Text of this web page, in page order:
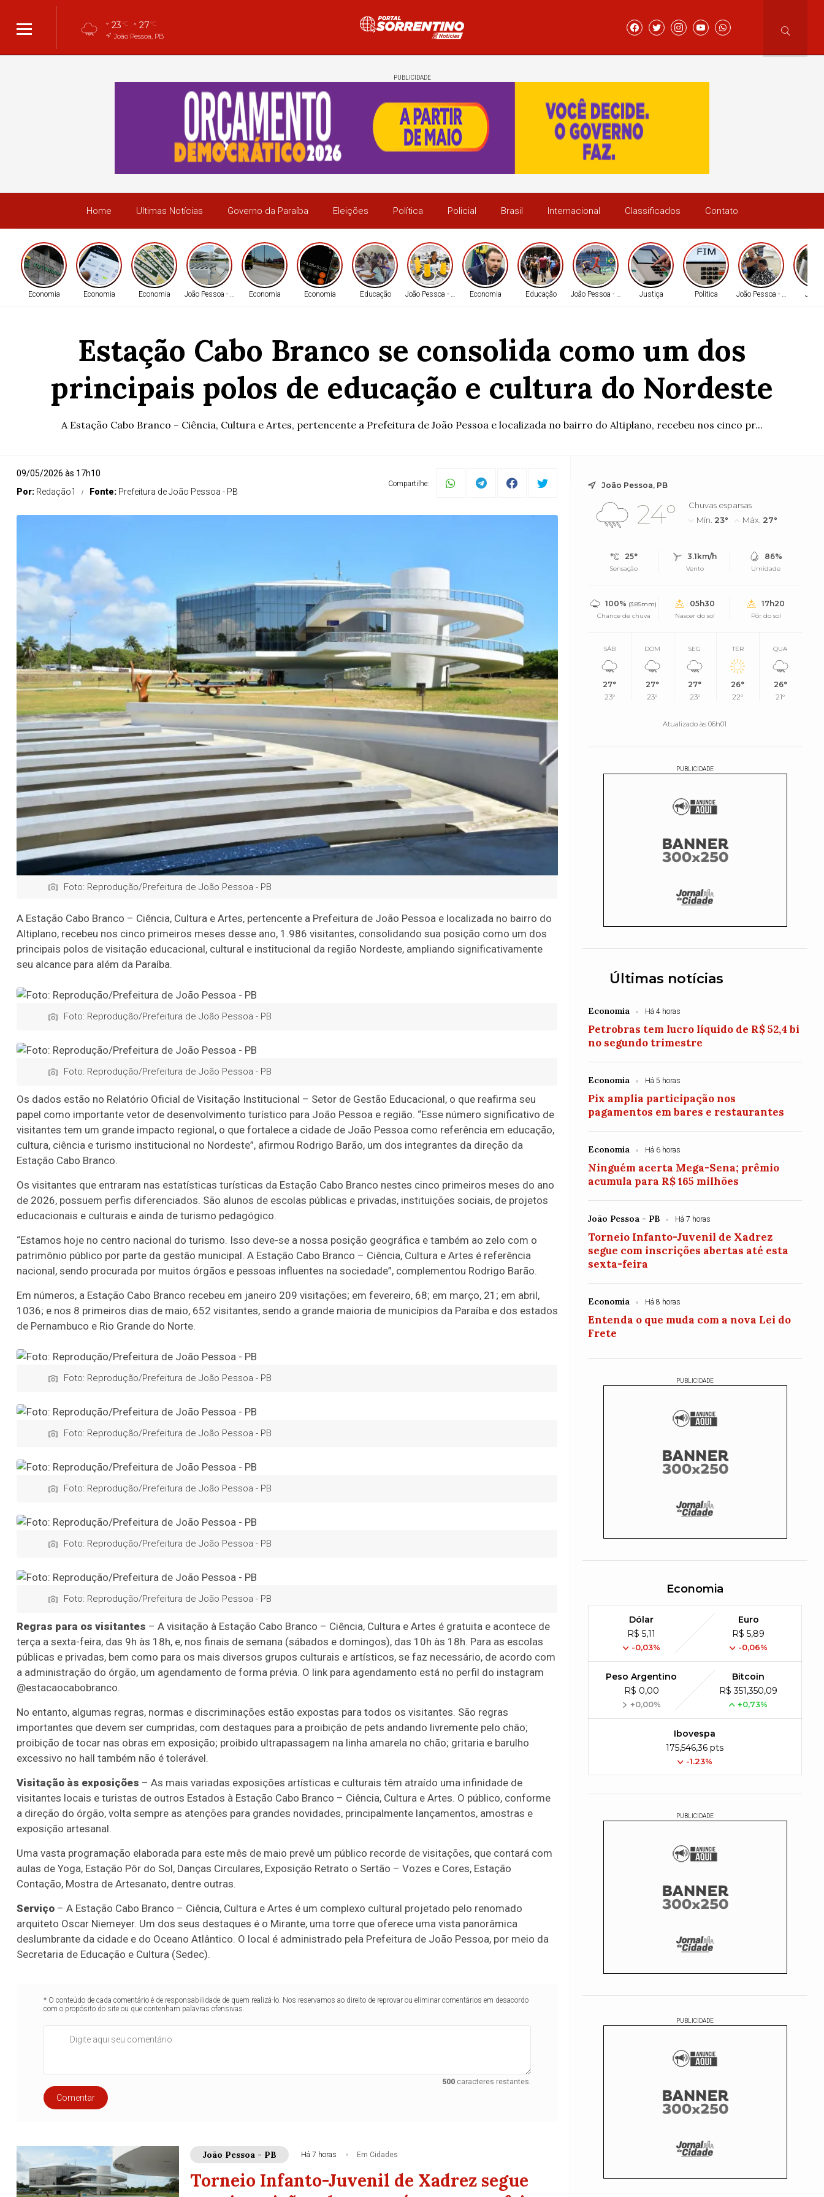
23°C 27°C
João Pessoa, PB
PUBLICIDADE
Home Ultimas Notícias Governo da Paraíba Eleições Política Policial Brasil Internacional Classificados Contato
Economia Economia Economia João Pessoa - PB Economia Economia Educação João Pessoa - PB Economia Educação João Pessoa - PB Justiça Política João Pessoa - PB
Estação Cabo Branco se consolida como um dos
principais polos de educação e cultura do Nordeste
A Estação Cabo Branco – Ciência, Cultura e Artes, pertencente a Prefeitura de João Pessoa e localizada no bairro do Altiplano, recebeu nos cinco pr...
09/05/2026 às 17h10
Por: Redação1 Fonte: Prefeitura de João Pessoa - PB
Compartilhe:
Foto: Reprodução/Prefeitura de João Pessoa - PB
A Estação Cabo Branco – Ciência, Cultura e Artes, pertencente a Prefeitura de João Pessoa e localizada no bairro do
Altiplano, recebeu nos cinco primeiros meses desse ano, 1.986 visitantes, consolidando sua posição como um dos
principais polos de visitação educacional, cultural e institucional da região Nordeste, ampliando significativamente
seu alcance para além da Paraíba.
Foto: Reprodução/Prefeitura de João Pessoa - PB
Foto: Reprodução/Prefeitura de João Pessoa - PB
Os dados estão no Relatório Oficial de Visitação Institucional – Setor de Gestão Educacional, o que reafirma seu
papel como importante vetor de desenvolvimento turístico para João Pessoa e região. “Esse número significativo de
visitantes tem um grande impacto regional, o que fortalece a cidade de João Pessoa como referência em educação,
cultura, ciência e turismo institucional no Nordeste”, afirmou Rodrigo Barão, um dos integrantes da direção da
Estação Cabo Branco.
Os visitantes que entraram nas estatísticas turísticas da Estação Cabo Branco nestes cinco primeiros meses do ano
de 2026, possuem perfis diferenciados. São alunos de escolas públicas e privadas, instituições sociais, de projetos
educacionais e culturais e ainda de turismo pedagógico.
“Estamos hoje no centro nacional do turismo. Isso deve-se a nossa posição geográfica e também ao zelo com o
patrimônio público por parte da gestão municipal. A Estação Cabo Branco – Ciência, Cultura e Artes é referência
nacional, sendo procurada por muitos órgãos e pessoas influentes na sociedade”, complementou Rodrigo Barão.
Em números, a Estação Cabo Branco recebeu em janeiro 209 visitações; em fevereiro, 68; em março, 21; em abril,
1036; e nos 8 primeiros dias de maio, 652 visitantes, sendo a grande maioria de municípios da Paraíba e dos estados
de Pernambuco e Rio Grande do Norte.
Foto: Reprodução/Prefeitura de João Pessoa - PB
Foto: Reprodução/Prefeitura de João Pessoa - PB
Foto: Reprodução/Prefeitura de João Pessoa - PB
Foto: Reprodução/Prefeitura de João Pessoa - PB
Foto: Reprodução/Prefeitura de João Pessoa - PB
Regras para os visitantes – A visitação à Estação Cabo Branco – Ciência, Cultura e Artes é gratuita e acontece de
terça a sexta-feira, das 9h às 18h, e, nos finais de semana (sábados e domingos), das 10h às 18h. Para as escolas
públicas e privadas, bem como para os mais diversos grupos culturais e artísticos, se faz necessário, de acordo com
a administração do órgão, um agendamento de forma prévia. O link para agendamento está no perfil do instagram
@estacaocabobranco.
No entanto, algumas regras, normas e discriminações estão expostas para todos os visitantes. São regras
importantes que devem ser cumpridas, com destaques para a proibição de pets andando livremente pelo chão;
proibição de tocar nas obras em exposição; proibido ultrapassagem na linha amarela no chão; gritaria e barulho
excessivo no hall também não é tolerável.
Visitação às exposições – As mais variadas exposições artísticas e culturais têm atraído uma infinidade de
visitantes locais e turistas de outros Estados à Estação Cabo Branco – Ciência, Cultura e Artes. O público, conforme
a direção do órgão, volta sempre as atenções para grandes novidades, principalmente lançamentos, amostras e
exposição artesanal.
Uma vasta programação elaborada para este mês de maio prevê um público recorde de visitações, que contará com
aulas de Yoga, Estação Pôr do Sol, Danças Circulares, Exposição Retrato o Sertão – Vozes e Cores, Estação
Contação, Mostra de Artesanato, dentre outras.
Serviço – A Estação Cabo Branco – Ciência, Cultura e Artes é um complexo cultural projetado pelo renomado
arquiteto Oscar Niemeyer. Um dos seus destaques é o Mirante, uma torre que oferece uma vista panorâmica
deslumbrante da cidade e do Oceano Atlântico. O local é administrado pela Prefeitura de João Pessoa, por meio da
Secretaria de Educação e Cultura (Sedec).
* O conteúdo de cada comentário é de responsabilidade de quem realizá-lo. Nos reservamos ao direito de reprovar ou eliminar comentários em desacordo
com o propósito do site ou que contenham palavras ofensivas.
500caracteres restantes.
Comentar
João Pessoa - PB Há 7 horas Em Cidades
Torneio Infanto-Juvenil de Xadrez segue
João Pessoa, PB
24°
Chuvas esparsas
Mín. 23° Máx. 27°
25°
Sensação
3.1km/h
Vento
86%
Umidade
100% (3.85mm)
Chance de chuva
05h30
Nascer do sol
17h20
Pôr do sol
SÁB
27°
23°
DOM
27°
23°
SEG
27°
23°
TER
26°
22°
QUA
26°
21°
Atualizado às 06h01
PUBLICIDADE
Últimas notícias
Economia Há 4 horas
Petrobras tem lucro líquido de R$ 52,4 bi
no segundo trimestre
Economia Há 5 horas
Pix amplia participação nos
pagamentos em bares e restaurantes
Economia Há 6 horas
Ninguém acerta Mega-Sena; prêmio
acumula para R$ 165 milhões
João Pessoa - PB Há 7 horas
Torneio Infanto-Juvenil de Xadrez
segue com inscrições abertas até esta
sexta-feira
Economia Há 8 horas
Entenda o que muda com a nova Lei do
Frete
PUBLICIDADE
Economia
Dólar
R$ 5,11
-0,03%
Euro
R$ 5,89
-0,06%
Peso Argentino
R$ 0,00
+0,00%
Bitcoin
R$ 351,350,09
+0,73%
Ibovespa
175,546,36 pts
-1.23%
PUBLICIDADE
PUBLICIDADE